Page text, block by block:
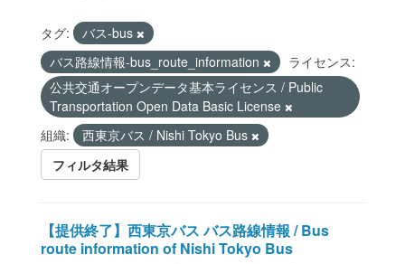
タグ:
バス-bus
バス路線情報-bus_route_information
ライセンス:
公共交通オープンデータ基本ライセンス / Public
Transportation Open Data Basic License
組織:
西東京バス / Nishi Tokyo Bus
フィルタ結果
【提供終了】西東京バス バス路線情報 / Bus
route information of Nishi Tokyo Bus